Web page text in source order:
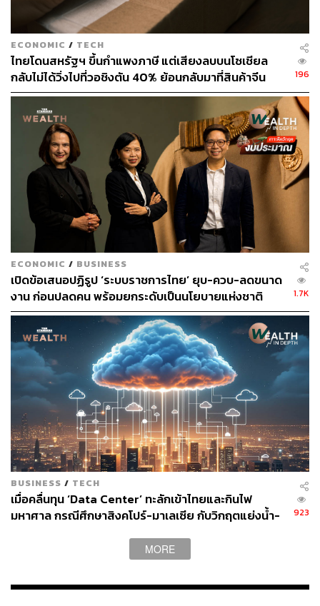
“สะท้อนว่า ปัญหาของประเทศเราไม่ใช่เรื่องสภาพคล่องใน
ระบบ แต่เงินไทยกลับไหลออกไปอยู่ในกองทุนรวมลงทุนใน
ต่างประเทศ (FIF) และไปลงทุนต่างประเทศ (TDI) ต่อเนื่อง
มากกว่า 7 ล้านล้านบาท ขณะที่ การลงทุนโดยตรงจากต่าง
ประเทศ (FDI) ในประเทศไทยกลับต่ำที่สุด ตามหลังภูมิภาค
ท่ามกลางปัญหาหนี้ภาครัฐสูงและภัยทุจริตทางการเงิน
บั่นทอนความเชื่อมั่นที่กระทบเศรษฐกิจและสังคมไทย
ย้ำใช้ Reinvent Thailand เป็นทางออก
เพื่อแก้ปัญหาต่างๆ และหาทางออกให้กับประเทศไทย ผยงย้ำ
ว่า Reinvent Thailand ที่เป็นเวที (Platform) ร่วมสร้างอนาคต
ประเทศไทยอย่างยั่งยืน โดยมีภาคเอกชนเป็นแกนหลักในการ
ต่อการปรับตัว และมีภาคการเงินที่ช่วยจัดสรรทรัพยากร
ECONOMIC / TECH
ไทยโดนสหรัฐฯ ขึ้นกำแพงภาษี แต่เสียงลบบนโซเชียล
กลับไม่ได้วิ่งไปที่วอชิงตัน 40% ย้อนกลับมาที่สินค้าจีน
ราคาถูกที่ทะลักจน SME ไทยสู้ไม่ไหว
196
ECONOMIC / BUSINESS
เปิดข้อเสนอปฏิรูป ‘ระบบราชการไทย’ ยุบ-ควบ-ลดขนาด
งาน ก่อนปลดคน พร้อมยกระดับเป็นนโยบายแห่งชาติ
1.7K
BUSINESS / TECH
เมื่อคลื่นทุน ‘Data Center’ ทะลักเข้าไทยและกินไฟ
มหาศาล กรณีศึกษาสิงคโปร์-มาเลเซีย กับวิกฤตแย่งน้ำ-
923
MORE